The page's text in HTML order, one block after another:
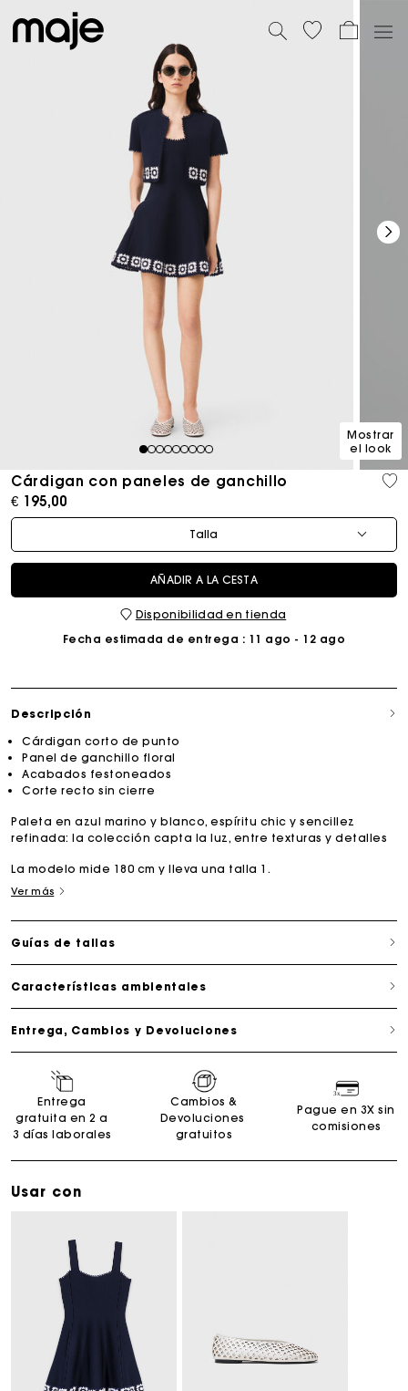
123456789
Mostrar
el look
Cárdigan con paneles de ganchillo
€ 195,00
Talla
AÑADIR A LA CESTA
Disponibilidad en tienda
Fecha estimada de entrega : 11 ago - 12 ago
Descripción
Cárdigan corto de punto
Panel de ganchillo floral
Acabados festoneados
Corte recto sin cierre
Paleta en azul marino y blanco, espíritu chic y sencillez
refinada: la colección capta la luz, entre texturas y detalles
La modelo mide 180 cm y lleva una talla 1.
Ver más
Guías de tallas
Características ambientales
Entrega, Cambios y Devoluciones
Entrega
gratuita en 2 a
3 días laborales
Cambios &
Devoluciones
gratuitos
Pague en 3X sin
comisiones
Usar con